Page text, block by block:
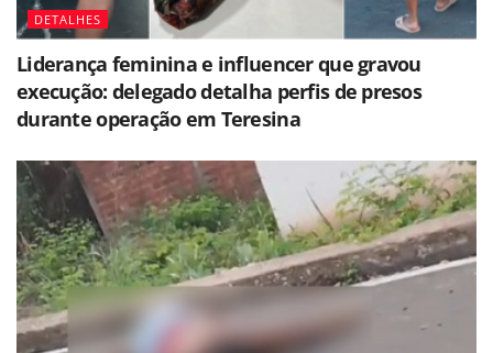
DETALHES
Liderança feminina e influencer que gravou
execução: delegado detalha perfis de presos
durante operação em Teresina